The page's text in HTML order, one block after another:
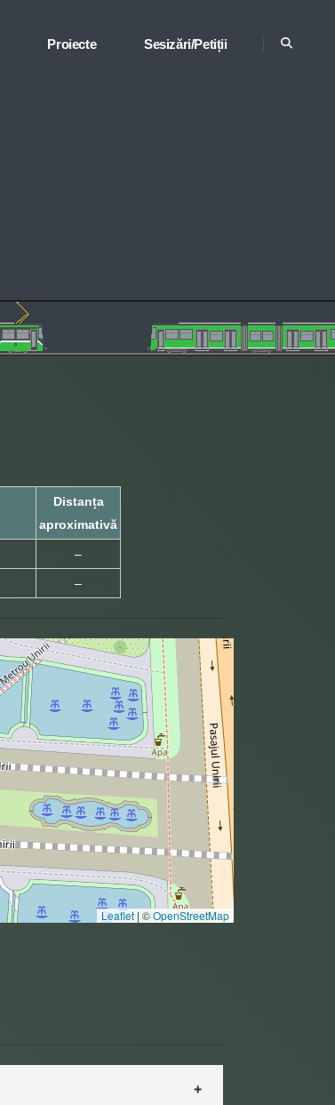
Proiecte Sesizări/Petiții
Distanța
aproximativă
–
–
Leaflet | ©OpenStreetMap